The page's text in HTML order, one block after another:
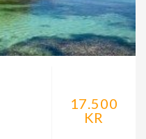
17.500
KR